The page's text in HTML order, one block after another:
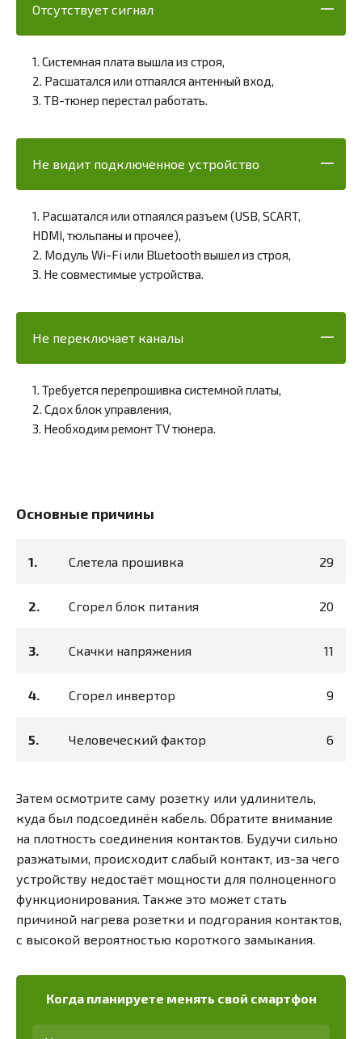
Отсутствует сигнал
1. Системная плата вышла из строя,
2. Расшатался или отпаялся антенный вход,
3. ТВ-тюнер перестал работать.
Не видит подключенное устройство
1. Расшатался или отпаялся разъем (USB, SCART,
HDMI, тюльпаны и прочее),
2. Модуль Wi-Fi или Bluetooth вышел из строя,
3. Не совместимые устройства.
Не переключает каналы
1. Требуется перепрошивка системной платы,
2. Сдох блок управления,
3. Необходим ремонт TV тюнера.
Основные причины
Слетела прошивка 29
Сгорел блок питания 20
Скачки напряжения 11
Сгорел инвертор 9
Человеческий фактор 6
Затем осмотрите саму розетку или удлинитель,
куда был подсоединён кабель. Обратите внимание
на плотность соединения контактов. Будучи сильно
разжатыми, происходит слабый контакт, из-за чего
устройству недостаёт мощности для полноценного
функционирования. Также это может стать
причиной нагрева розетки и подгорания контактов,
с высокой вероятностью короткого замыкания.
Когда планируете менять свой смартфон